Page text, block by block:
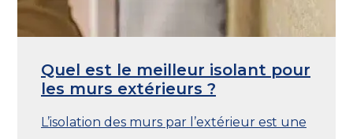
Quel est le meilleur isolant pour
les murs extérieurs ?
L’isolation des murs par l’extérieur est une